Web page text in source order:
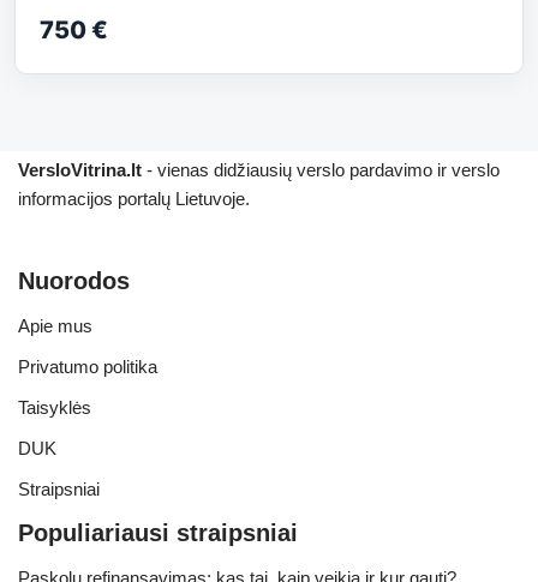
750 €
VersloVitrina.lt - vienas didžiausių verslo pardavimo ir verslo
informacijos portalų Lietuvoje.
Nuorodos
Apie mus
Privatumo politika
Taisyklės
DUK
Straipsniai
Populiariausi straipsniai